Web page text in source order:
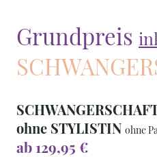
Grundpreis
ohne STYLISTIN ohne
ab 129,95 €